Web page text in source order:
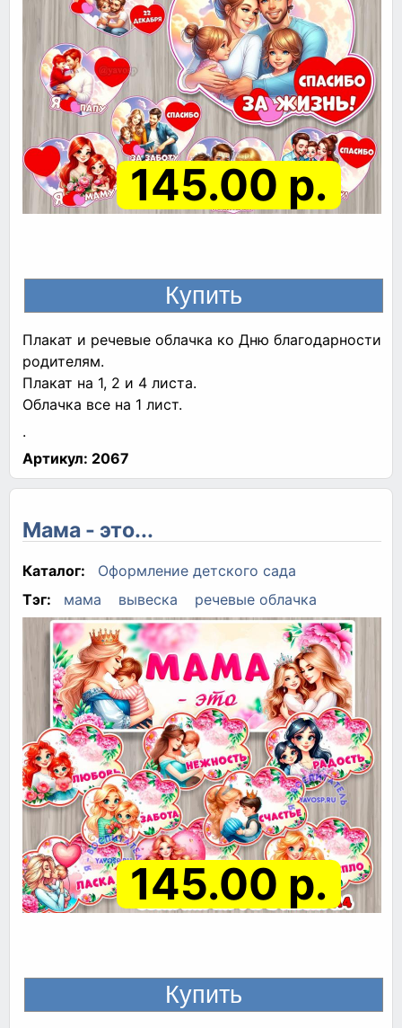
145.00 р.
Плакат и речевые облачка ко Дню благодарности
родителям.
Плакат на 1, 2 и 4 листа.
Облачка все на 1 лист.
.
Артикул: 2067
Мама - это...
Каталог:
Оформление детского сада
Тэг:
мама вывеска речевые облачка
145.00 р.